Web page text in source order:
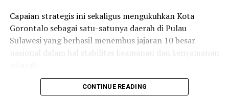
Capaian strategis ini sekaligus mengukuhkan Kota
Gorontalo sebagai satu-satunya daerah di Pulau
Sulawesi yang berhasil menembus jajaran 10 besar
nasional dalam hal stabilitas keamanan dan kenyamanan
Sebagai pusat pemerintahan, pertumbuhan ekonomi,
CONTINUE READING